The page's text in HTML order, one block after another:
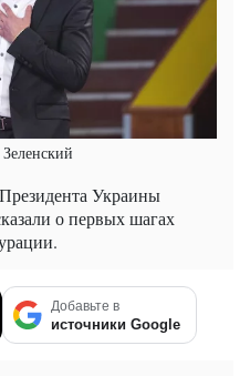
Украины
о первых шагах
Добавьте в
источники Google